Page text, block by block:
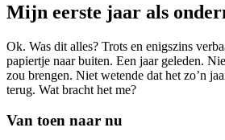
Mijn eerste jaar als
Ok. Was dit alles? Trots en enigszins
papiertje naar buiten. Een jaar geleden.
zou brengen. Niet wetende dat het zo’n
terug. Wat bracht het me?
Van toen naar nu